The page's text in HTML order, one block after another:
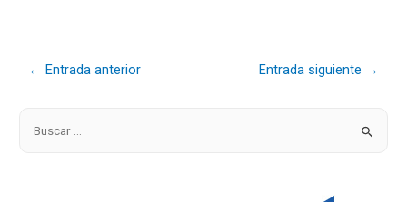
← Entrada anterior Entrada siguiente →